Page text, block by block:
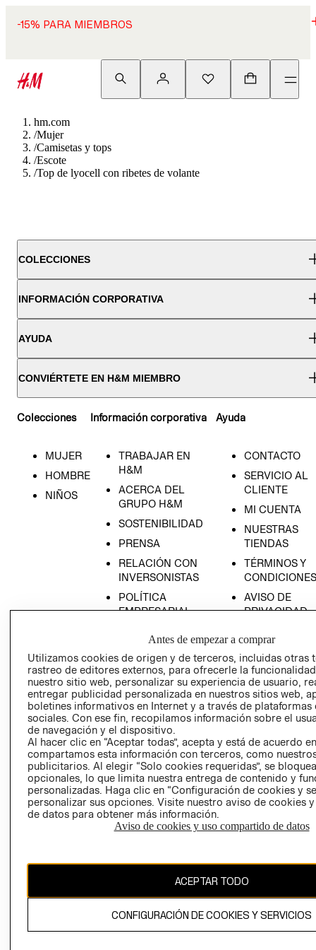
-15% PARA MIEMBROS
hm.com
/Mujer
/Camisetas y tops
/Escote
/Top de lyocell con ribetes de volante
COLECCIONES
INFORMACIÓN CORPORATIVA
AYUDA
CONVIÉRTETE EN H&M MIEMBRO
Colecciones
MUJER
HOMBRE
NIÑOS
Información corporativa
TRABAJAR EN
H&M
ACERCA DEL
GRUPO H&M
SOSTENIBILIDAD
PRENSA
RELACIÓN CON
INVERSONISTAS
POLÍTICA
EMPRESARIAL
Ayuda
CONTACTO
SERVICIO AL
CLIENTE
MI CUENTA
NUESTRAS
TIENDAS
TÉRMINOS Y
CONDICIONES
AVISO DE
PRIVACIDAD
COOKIES
LIBRO DE
Ecuador ($)
CAMBIAR REGIÓN
El contenido de esta página web está protegido por copyright y es
propiedad de H&M Hennes & Mauritz AB.
Antes de empezar a comprar
Utilizamos cookies de origen y de terceros, incluidas otras
rastreo de editores externos, para ofrecerle la
nuestro sitio web, personalizar su experiencia de usuario,
entregar publicidad personalizada en nuestros sitios web,
boletines informativos en Internet y a través de plataformas
sociales. Con ese fin, recopilamos información sobre el
de navegación y el dispositivo.
Al hacer clic en “Aceptar todas”, acepta y está de acuerdo
compartamos esta información con terceros, como
publicitarios. Al elegir “Solo cookies requeridas”, se
opcionales, lo que limita nuestra entrega de contenido y
personalizadas. Haga clic en “Configuración de cookies y
personalizar sus opciones. Visite nuestro aviso de cookies
de datos para obtener más información.
Aviso de cookies y uso compartido de datos
ACEPTAR TODO
CONFIGURACIÓN DE COOKIES Y SERVICIOS